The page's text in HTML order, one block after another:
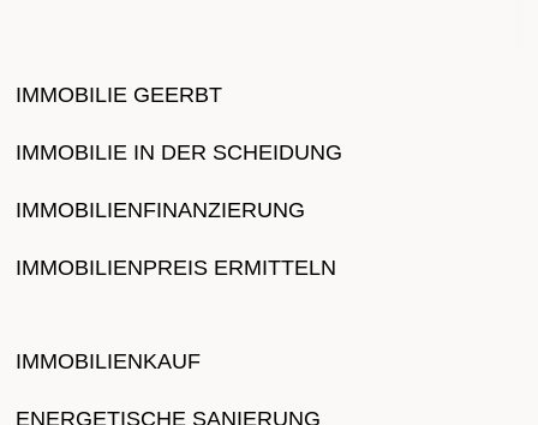
IMMOBILIE GEERBT
IMMOBILIE IN DER SCHEIDUNG
IMMOBILIENFINANZIERUNG
IMMOBILIENPREIS ERMITTELN
IMMOBILIENKAUF
ENERGETISCHE SANIERUNG